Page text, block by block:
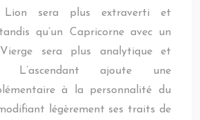
Lion sera plus extraverti et
qu’un Capricorne avec un
sera plus analytique et
L’ascendant ajoute une
à la personnalité du
légèrement ses traits de